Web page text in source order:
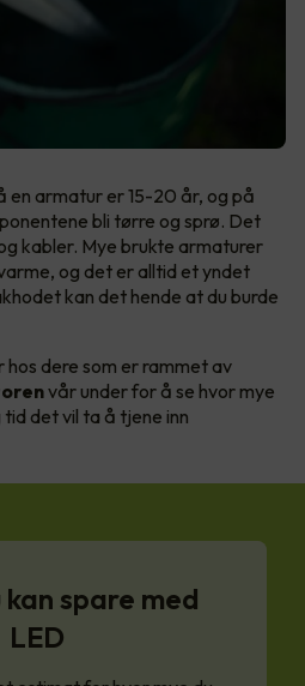
en armatur er 15-20 år, og på
bli tørre og sprø. Det
kabler. Mye brukte armaturer
og det er alltid et yndet
kan det hende at du burde
hos dere som er rammet av
vår under for å se hvor mye
tid det vil ta å tjene inn
kan spare med
LED